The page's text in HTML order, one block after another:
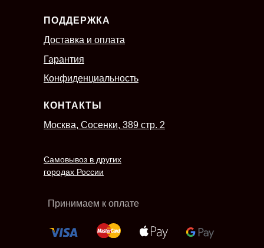
ПОДДЕРЖКА
Гарантия
Конфиденциальность
КОНТАКТЫ
Самовывоз в других
городах России
Принимаем к оплате
Москва, Сосенки, 389 стр. 2
Доставка и оплата